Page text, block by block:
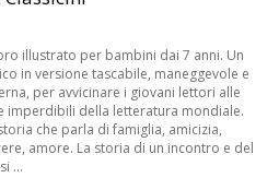
illustrato per bambini dai 7 anni. Un
in versione tascabile, maneggevole e
per avvicinare i giovani lettori alle
imperdibili della letteratura mondiale.
che parla di famiglia, amicizia,
amore. La storia di un incontro e del
...